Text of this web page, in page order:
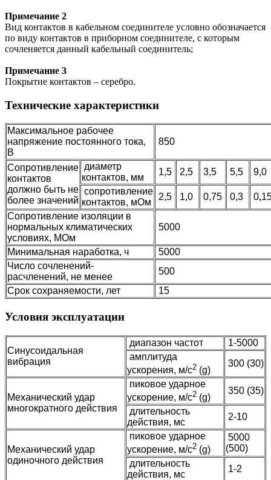
Примечание 2
Вид контактов в кабельном соединителе условно обозначается
по виду контактов в приборном соединителе, с которым
сочленяется данный кабельный соединитель;
Примечание 3
Покрытие контактов – серебро.
Технические характеристики
Максимальное рабочее
напряжение постоянного тока,
В
850
Сопротивление
контактов
должно быть не
более значений
диаметр
контактов, мм
1,5 2,5 3,5 5,5
9,0
сопротивление
контактов, мОм
2,5 1,0 0,75 0,3
Сопротивление изоляции в
нормальных климатических
условиях, МОм
5000
Минимальная наработка, ч
5000
Число сочленений-
расчленений, не менее
500
Срок сохраняемости, лет
15
Условия эксплуатации
Синусоидальная
вибрация
диапазон частот
1-5000
амплитуда
ускорения, м/с2 (g)
300 (30)
Механический удар
многократного действия
пиковое ударное
ускорение, м/с2 (g)
350 (35)
длительность
действия, мс
2-10
Механический удар
одиночного действия
пиковое ударное
ускорение, м/с2 (g)
5000
(500)
длительность
действия, мс
1-2